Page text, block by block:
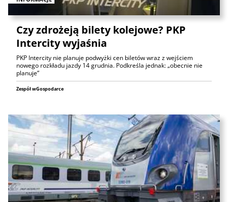
Czy zdrożeją bilety kolejowe? PKP
Intercity wyjaśnia
PKP Intercity nie planuje podwyżki cen biletów wraz z wejściem
nowego rozkładu jazdy 14 grudnia. Podkreśla jednak: „obecnie nie
planuje”
Zespół wGospodarce